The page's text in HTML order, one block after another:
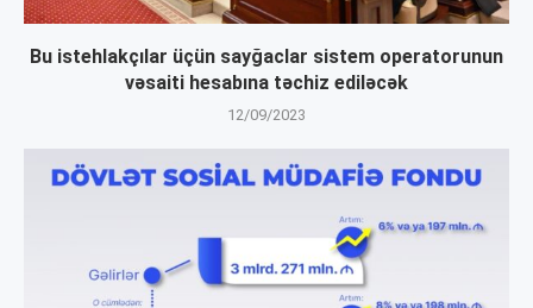
Bu istehlakçılar üçün sayğaclar sistem operatorunun
vəsaiti hesabına təchiz ediləcək
12/09/2023